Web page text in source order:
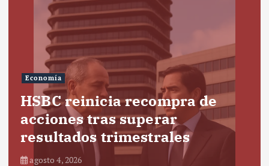
Economía
HSBC reinicia recompra de
acciones tras superar
resultados trimestrales
agosto 4, 2026